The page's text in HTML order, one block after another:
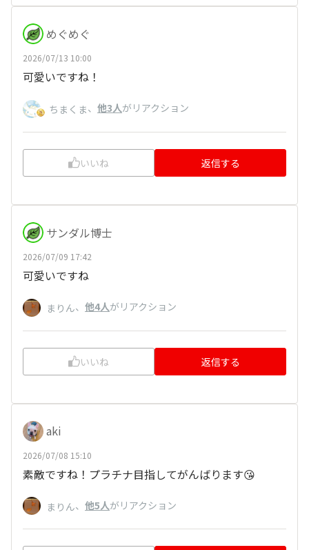
めぐめぐ
2026/07/13 10:00
可愛いですね！
ちまくま、 他3人がリアクション
いいね 返信する
サンダル博士
2026/07/09 17:42
可愛いですね
まりん、 他4人がリアクション
いいね 返信する
aki
2026/07/08 15:10
素敵ですね！プラチナ目指してがんばります😘
まりん、 他5人がリアクション